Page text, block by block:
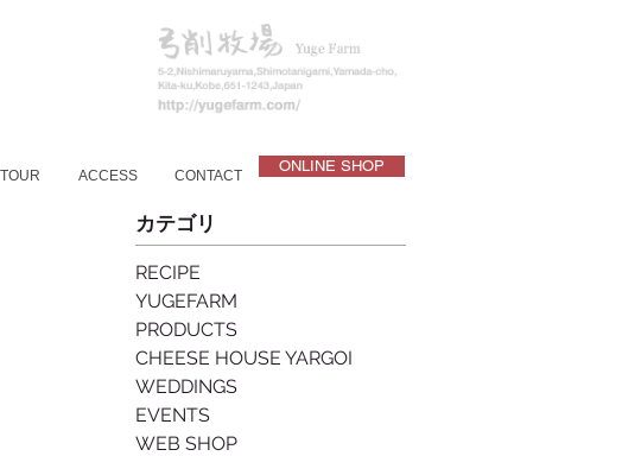
ONLINE SHOP
ACCESS CONTACT
カテゴリ
RECIPE
YUGEFARM
PRODUCTS
CHEESE HOUSE YARGOI
WEDDINGS
EVENTS
WEB SHOP